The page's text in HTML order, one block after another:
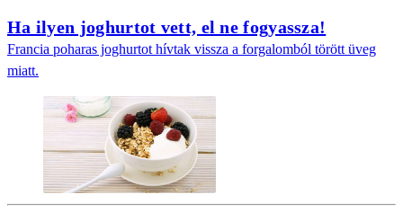
Ha ilyen joghurtot vett, el ne fogyassza!
Francia poharas joghurtot hívtak vissza a forgalomból törött üveg
miatt.